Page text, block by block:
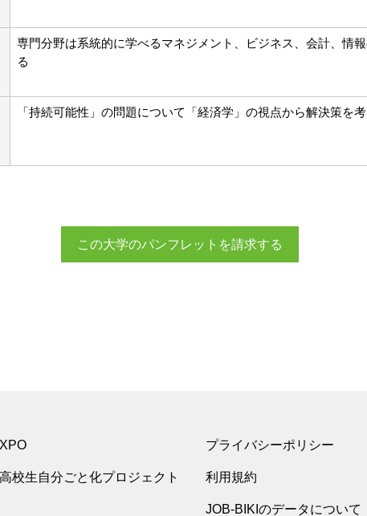
専門分野は系統的に学べるマネジメント、ビジネス、会計、情
る
「持続可能性」の問題について「経済学」の視点から解決策を
この大学のパンフレットを請求する
校生自分ごと化プロジェクト
プライバシーポリシー
利用規約
JOB-BIKIのデータについて